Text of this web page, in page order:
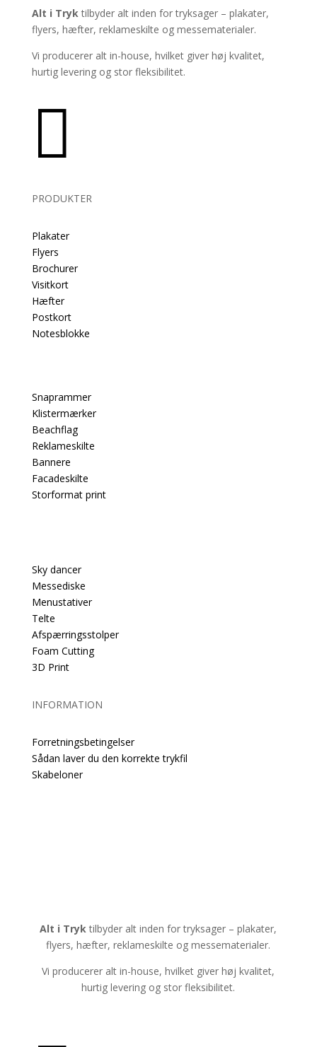
Alt i Tryktilbyder alt inden for tryksager – plakater,
flyers, hæfter, reklameskilte og messematerialer.
Vi producerer alt in-house, hvilket giver høj kvalitet,
hurtig levering og stor fleksibilitet.

PRODUKTER
Plakater
Flyers
Brochurer
Visitkort
Hæfter
Postkort
Notesblokke
Snaprammer
Klistermærker
Beachflag
Reklameskilte
Bannere
Facadeskilte
Storformat print
Sky dancer
Messediske
Menustativer
Telte
Afspærringsstolper
Foam Cutting
3D Print
INFORMATION
Forretningsbetingelser
Sådan laver du den korrekte trykfil
Skabeloner
Alt i Tryktilbyder alt inden for tryksager – plakater,
flyers, hæfter, reklameskilte og messematerialer.
Vi producerer alt in-house, hvilket giver høj kvalitet,
hurtig levering og stor fleksibilitet.